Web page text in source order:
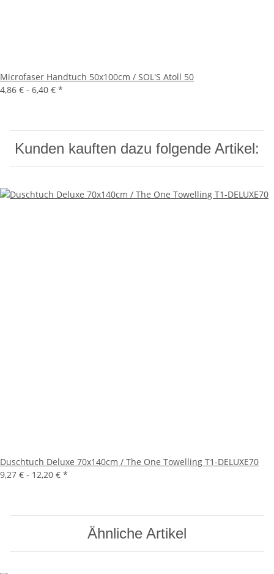
Microfaser Handtuch 50x100cm / SOL'S Atoll 50
4,86 € - 6,40 € *
Kunden kauften dazu folgende Artikel:
Duschtuch Deluxe 70x140cm / The One Towelling T1-DELUXE70
9,27 € - 12,20 € *
Ähnliche Artikel